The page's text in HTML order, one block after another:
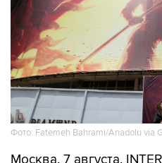
Фото: Fatemeh Bahrami/Anadolu via
Москва. 7 августа.